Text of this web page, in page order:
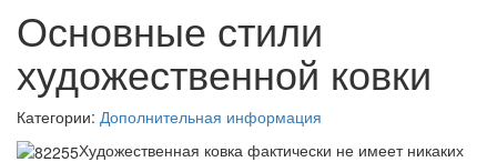
Основные стили
художественной ковки
Категории: Дополнительная информация
Художественная ковка фактически не имеет никаких